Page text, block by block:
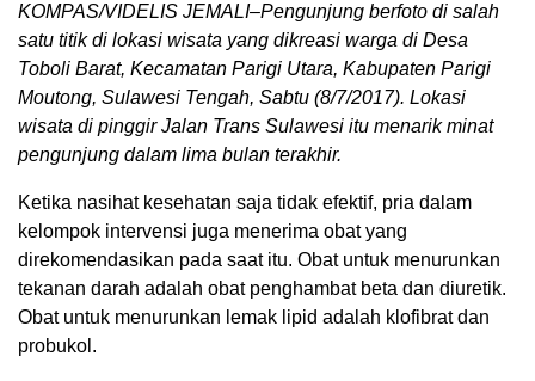
KOMPAS/VIDELIS JEMALI–Pengunjung berfoto di salah
satu titik di lokasi wisata yang dikreasi warga di Desa
Toboli Barat, Kecamatan Parigi Utara, Kabupaten Parigi
Moutong, Sulawesi Tengah, Sabtu (8/7/2017). Lokasi
wisata di pinggir Jalan Trans Sulawesi itu menarik minat
pengunjung dalam lima bulan terakhir.
Ketika nasihat kesehatan saja tidak efektif, pria dalam
kelompok intervensi juga menerima obat yang
direkomendasikan pada saat itu. Obat untuk menurunkan
tekanan darah adalah obat penghambat beta dan diuretik.
Obat untuk menurunkan lemak lipid adalah klofibrat dan
probukol.